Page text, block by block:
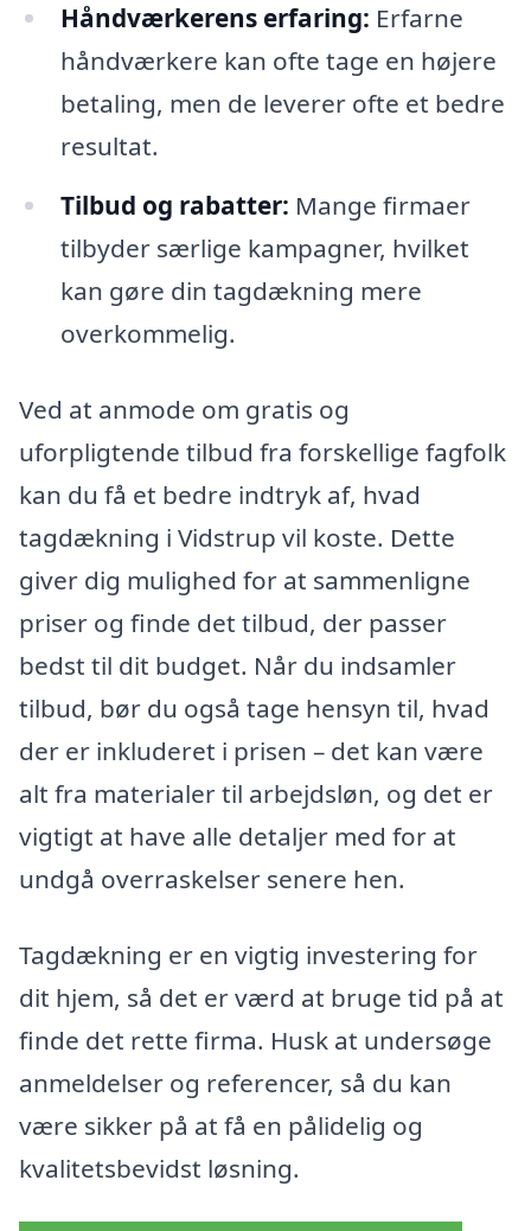
Håndværkerens erfaring: Erfarne
håndværkere kan ofte tage en højere
betaling, men de leverer ofte et bedre
resultat.
Tilbud og rabatter: Mange firmaer
tilbyder særlige kampagner, hvilket
kan gøre din tagdækning mere
overkommelig.
Ved at anmode om gratis og
uforpligtende tilbud fra forskellige fagfolk
kan du få et bedre indtryk af, hvad
tagdækning i Vidstrup vil koste. Dette
giver dig mulighed for at sammenligne
priser og finde det tilbud, der passer
bedst til dit budget. Når du indsamler
tilbud, bør du også tage hensyn til, hvad
der er inkluderet i prisen – det kan være
alt fra materialer til arbejdsløn, og det er
vigtigt at have alle detaljer med for at
undgå overraskelser senere hen.
Tagdækning er en vigtig investering for
dit hjem, så det er værd at bruge tid på at
finde det rette firma. Husk at undersøge
anmeldelser og referencer, så du kan
være sikker på at få en pålidelig og
kvalitetsbevidst løsning.